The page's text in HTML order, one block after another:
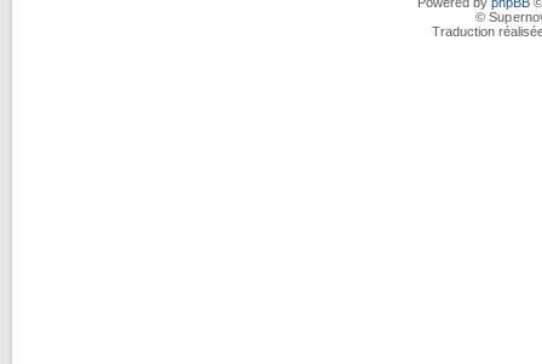
©
Traduction